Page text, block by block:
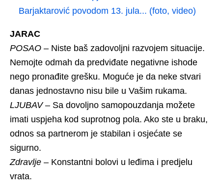
Barjaktarović povodom 13. jula... (foto, video)
JARAC
POSAO – Niste baš zadovoljni razvojem situacije.
Nemojte odmah da predviđate negativne ishode
nego pronađite grešku. Moguće je da neke stvari
danas jednostavno nisu bile u Vašim rukama.
LJUBAV– Sa dovoljno samopouzdanja možete
imati uspjeha kod suprotnog pola. Ako ste u braku,
odnos sa partnerom je stabilan i osjećate se
sigurno.
Zdravlje – Konstantni bolovi u leđima i predjelu
vrata.